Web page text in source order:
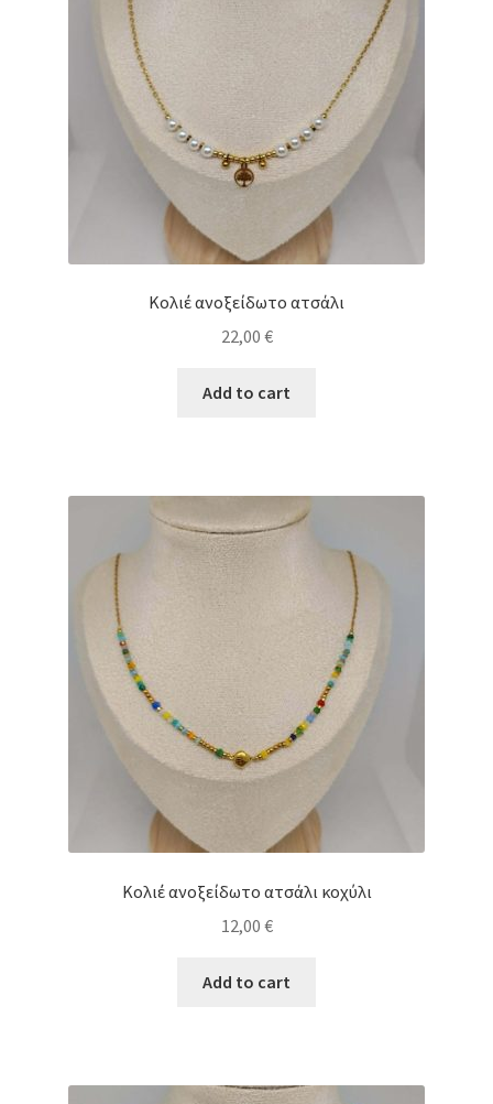
Κολιέ ανοξείδωτο ατσάλι
22,00 €
Add to cart
Κολιέ ανοξείδωτο ατσάλι κοχύλι
12,00 €
Add to cart